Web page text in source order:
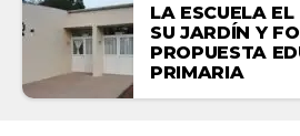
LA ESCUELA
SU JARDÍN Y
PROPUESTA
PRIMARIA